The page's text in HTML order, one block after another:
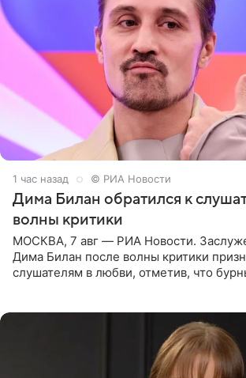
1 час назад © РИА Новости
Дима Билан обратился к
волны критики
МОСКВА, 7 авг — РИА Новости.
Дима Билан после волны критики
слушателям в любви, отметив, что